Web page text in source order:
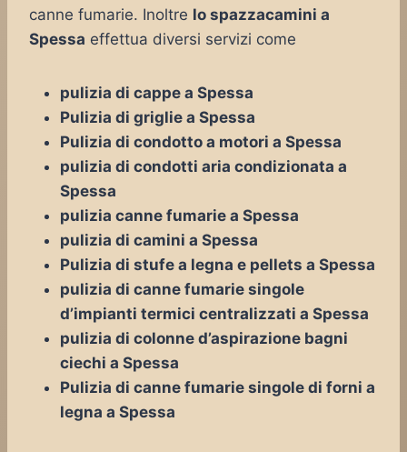
canne fumarie. Inoltre lo spazzacamini a
Spessa effettua diversi servizi come
pulizia di cappe a Spessa
Pulizia di griglie a Spessa
Pulizia di condotto a motori a Spessa
pulizia di condotti aria condizionata a
Spessa
pulizia canne fumarie a Spessa
pulizia di camini a Spessa
Pulizia di stufe a legna e pellets a Spessa
pulizia di canne fumarie singole
d’impianti termici centralizzati a Spessa
pulizia di colonne d’aspirazione bagni
ciechi a Spessa
Pulizia di canne fumarie singole di forni a
legna a Spessa